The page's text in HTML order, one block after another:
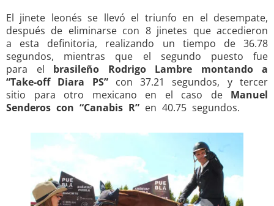
El jinete leonés se llevó el triunfo en el desempate,
después de eliminarse con 8 jinetes que accedieron
a esta definitoria, realizando un tiempo de 36.78
segundos, mientras que el segundo puesto fue
para el brasileño Rodrigo Lambre montando a
“Take-off Diara PS”con 37.21 segundos, y tercer
sitio para otro mexicano en el caso de Manuel
Senderos con “Canabis R” en 40.75 segundos.